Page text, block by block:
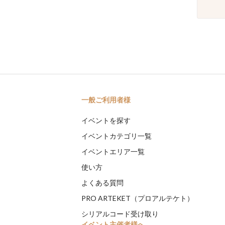
一般ご利用者様
イベントを探す
イベントカテゴリ一覧
イベントエリア一覧
使い方
よくある質問
PRO ARTEKET（プロアルテケト）
シリアルコード受け取り